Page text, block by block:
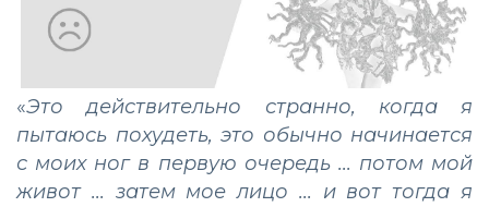
«Это действительно странно, когда я
пытаюсь похудеть, это обычно начинается
с моих ног в первую очередь ... потом мой
живот ... затем мое лицо ... и вот тогда я